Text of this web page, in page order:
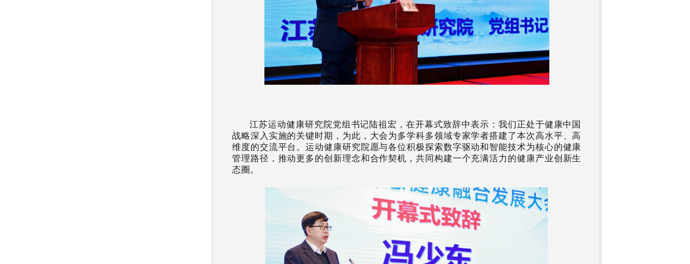
江苏运动健康研究院党组书记陆祖宏，在开幕式致辞中表示：我们正处于健康中国
战略深入实施的关键时期，为此，大会为多学科多领域专家学者搭建了本次高水平、高
维度的交流平台。运动健康研究院愿与各位积极探索数字驱动和智能技术为核心的健康
管理路径，推动更多的创新理念和合作契机，共同构建一个充满活力的健康产业创新生
态圈。